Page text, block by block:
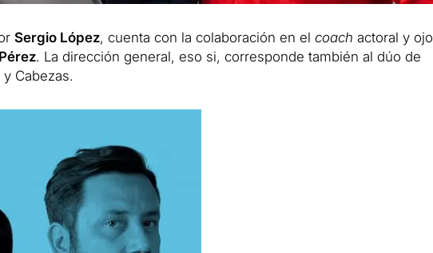
Sergio López, cuenta con la colaboración en el coach actoral y ojo
. La dirección general, eso si, corresponde también al dúo de
Cabezas.